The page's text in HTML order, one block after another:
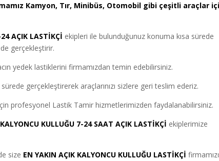
Kamyon, Tır, Minibüs, Otomobil gibi çeşitli araçlar
AÇIK LASTİKÇİ ekipleri ile bulunduğunuz konuma kısa sürede
gerçekleştirir.
yedek lastiklerini firmamızdan temin edebilirsiniz.
gerçekleştirerek araçlarınızı sizlere geri teslim ederiz.
profesyonel Lastik Tamir hizmetlerimizden faydalanabilirsiniz.
KALYONCU KULLUĞU 7-24 SAAT AÇIK LASTİKÇİ ekiplerimize
size EN YAKIN AÇIK KALYONCU KULLUĞU LASTİKÇİ